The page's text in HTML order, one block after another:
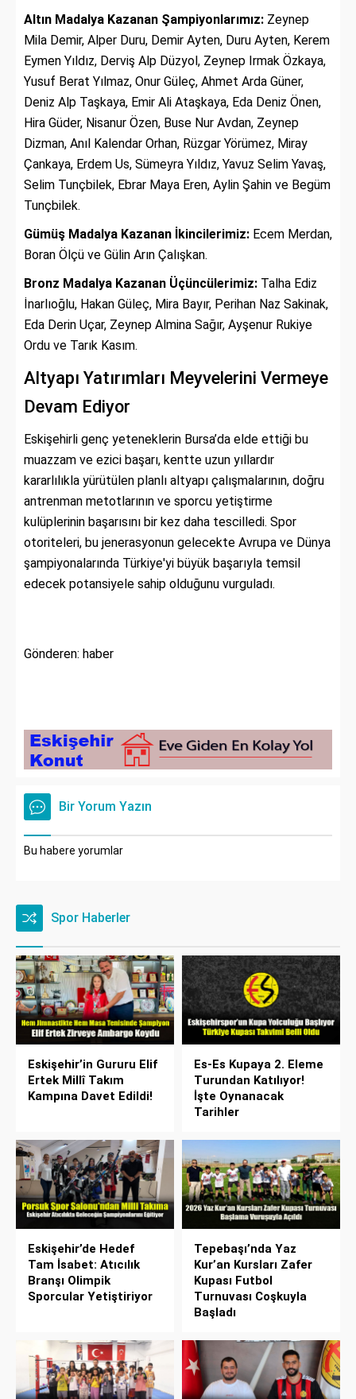
Altın Madalya Kazanan Şampiyonlarımız: Zeynep
Mila Demir, Alper Duru, Demir Ayten, Duru Ayten, Kerem
Eymen Yıldız, Derviş Alp Düzyol, Zeynep Irmak Özkaya,
Yusuf Berat Yılmaz, Onur Güleç, Ahmet Arda Güner,
Deniz Alp Taşkaya, Emir Ali Ataşkaya, Eda Deniz Önen,
Hira Güder, Nisanur Özen, Buse Nur Avdan, Zeynep
Dizman, Anıl Kalendar Orhan, Rüzgar Yörümez, Miray
Çankaya, Erdem Us, Sümeyra Yıldız, Yavuz Selim Yavaş,
Selim Tunçbilek, Ebrar Maya Eren, Aylin Şahin ve Begüm
Tunçbilek.
Gümüş Madalya Kazanan İkincilerimiz: Ecem Merdan,
Boran Ölçü ve Gülin Arın Çalışkan.
Bronz Madalya Kazanan Üçüncülerimiz: Talha Ediz
İnarlıoğlu, Hakan Güleç, Mira Bayır, Perihan Naz Sakinak,
Eda Derin Uçar, Zeynep Almina Sağır, Ayşenur Rukiye
Ordu ve Tarık Kasım.
Altyapı Yatırımları Meyvelerini Vermeye
Devam Ediyor
Eskişehirli genç yeteneklerin Bursa’da elde ettiği bu
muazzam ve ezici başarı, kentte uzun yıllardır
kararlılıkla yürütülen planlı altyapı çalışmalarının, doğru
antrenman metotlarının ve sporcu yetiştirme
kulüplerinin başarısını bir kez daha tescilledi. Spor
otoriteleri, bu jenerasyonun gelecekte Avrupa ve Dünya
şampiyonalarında Türkiye'yi büyük başarıyla temsil
edecek potansiyele sahip olduğunu vurguladı.
Gönderen: haber
Bir Yorum Yazın
Bu habere yorumlar
Spor Haberler
Eskişehir’in Gururu Elif
Ertek Millî Takım
Kampına Davet Edildi!
Es-Es Kupaya 2. Eleme
Turundan Katılıyor!
İşte Oynanacak
Tarihler
Eskişehir’de Hedef
Tam İsabet: Atıcılık
Branşı Olimpik
Sporcular Yetiştiriyor
Tepebaşı’nda Yaz
Kur’an Kursları Zafer
Kupası Futbol
Turnuvası Coşkuyla
Başladı